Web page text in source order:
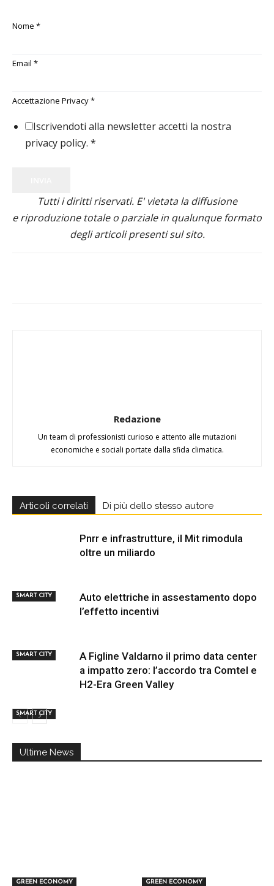
Nome *
Email *
Accettazione Privacy*
Iscrivendoti alla newsletter accetti la nostra
privacy policy. *
Tutti i diritti riservati. E' vietata la diffusione
e riproduzione totale o parziale in qualunque formato
degli articoli presenti sul sito.
Redazione
Un team di professionisti curioso e attento alle mutazioni
economiche e sociali portate dalla sfida climatica.
Articoli correlati Di più dello stesso autore
SMART CITY
Pnrr e infrastrutture, il Mit rimodula
oltre un miliardo
SMART CITY
Auto elettriche in assestamento dopo
l’effetto incentivi
SMART CITY
A Figline Valdarno il primo data center
a impatto zero: l’accordo tra Comtel e
H2-Era Green Valley
Ultime News
GREEN ECONOMY GREEN ECONOMY